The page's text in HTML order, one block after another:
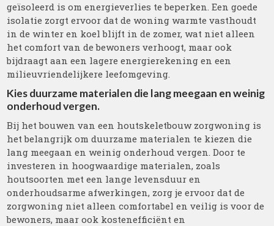
geïsoleerd is om energieverlies te beperken. Een goede
isolatie zorgt ervoor dat de woning warmte vasthoudt
in de winter en koel blijft in de zomer, wat niet alleen
het comfort van de bewoners verhoogt, maar ook
bijdraagt aan een lagere energierekening en een
milieuvriendelijkere leefomgeving.
Kies duurzame materialen die lang meegaan en weinig
onderhoud vergen.
Bij het bouwen van een houtskeletbouw zorgwoning is
het belangrijk om duurzame materialen te kiezen die
lang meegaan en weinig onderhoud vergen. Door te
investeren in hoogwaardige materialen, zoals
houtsoorten met een lange levensduur en
onderhoudsarme afwerkingen, zorg je ervoor dat de
zorgwoning niet alleen comfortabel en veilig is voor de
bewoners, maar ook kostenefficiënt en